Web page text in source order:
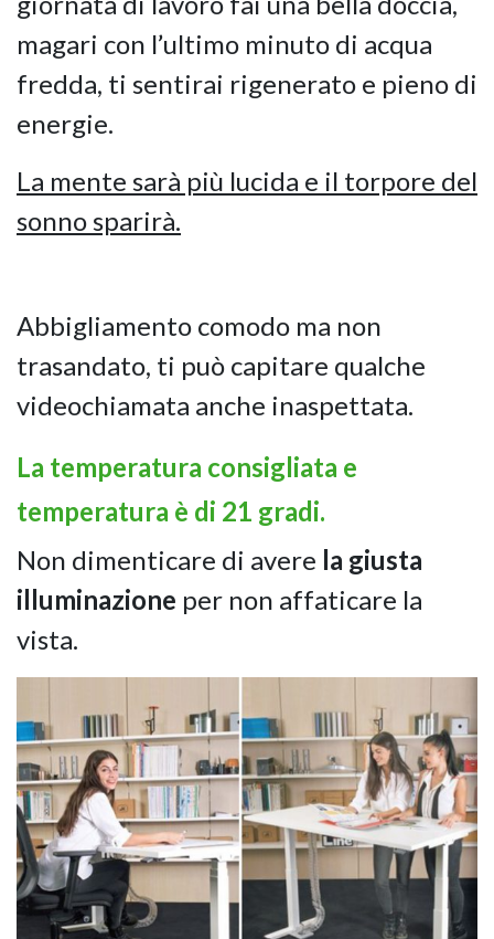
magari con l’ultimo minuto di acqua
fredda, ti sentirai rigenerato e pieno di
energie.
La mente sarà più lucida e il torpore del
sonno sparirà.
Abbigliamento comodo ma non
trasandato, ti può capitare qualche
videochiamata anche inaspettata.
La temperatura consigliata e
temperatura è di 21 gradi.
Non dimenticare di avere la giusta
illuminazione per non affaticare la
vista.